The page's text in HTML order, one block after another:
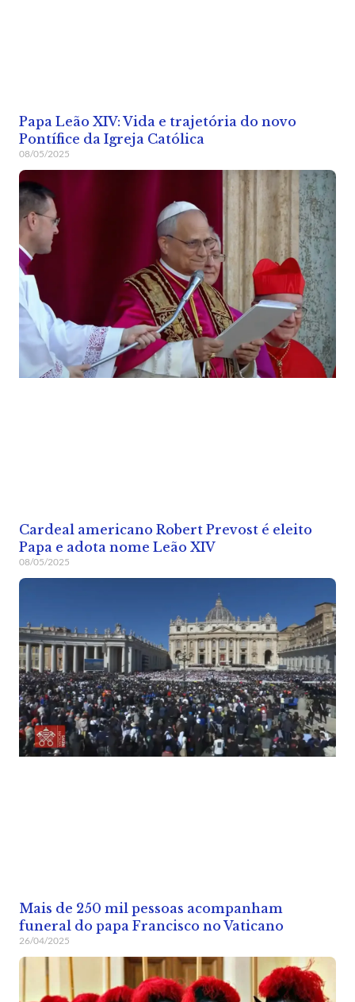
Papa Leão XIV: Vida e trajetória do novo
Pontífice da Igreja Católica
08/05/2025
Cardeal americano Robert Prevost é eleito
Papa e adota nome Leão XIV
08/05/2025
Mais de 250 mil pessoas acompanham
funeral do papa Francisco no Vaticano
26/04/2025